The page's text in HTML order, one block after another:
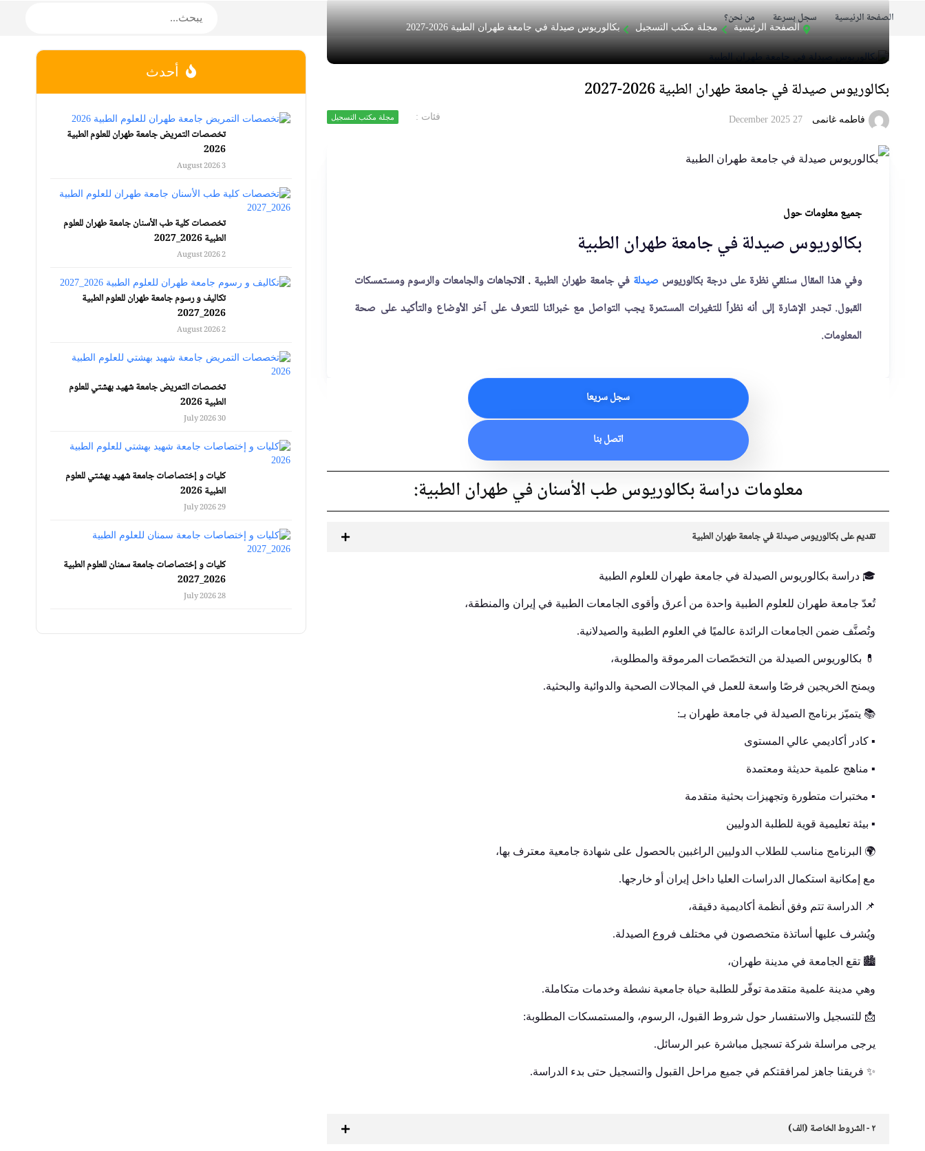
الصفحة الرئيسية سجل بسرعة من نحن؟
الصفحة الرئيسية مجلة مكتب التسجيل بكالوريوس صيدلة في جامعة طهران الطبية 2026-2027
بكالوريوس صيدلة في جامعة طهران الطبية 2026-2027
فاطمه غانمی 27 December 2025 فئات : مجلة مكتب التسجيل
جميع معلومات حول
بكالوريوس صيدلة في جامعة طهران الطبية
وفي هذا المقال سنلقي نظرة على درجة بكالوريوس صيدلة في جامعة طهران الطبية . الاتجاهات والجامعات والرسوم ومستمسكات
القبول. تجدر الإشارة إلى أنه نظراً للتغيرات المستمرة يجب التواصل مع خبرائنا للتعرف على آخر الأوضاع والتأكيد على صحة
المعلومات.
سجل سريعا
اتصل بنا
معلومات دراسة بكالوريوس طب الأسنان في طهران الطبية:
تقديم على بكالوريوس صيدلة في جامعة طهران الطبية
🎓 دراسة بكالوريوس الصيدلة في جامعة طهران للعلوم الطبية
تُعدّ جامعة طهران للعلوم الطبية واحدة من أعرق وأقوى الجامعات الطبية في إيران والمنطقة،
وتُصنَّف ضمن الجامعات الرائدة عالميًا في العلوم الطبية والصيدلانية.
💊 بكالوريوس الصيدلة من التخصّصات المرموقة والمطلوبة،
ويمنح الخريجين فرصًا واسعة للعمل في المجالات الصحية والدوائية والبحثية.
📚 يتميّز برنامج الصيدلة في جامعة طهران بـ:
▪️ كادر أكاديمي عالي المستوى
▪️ مناهج علمية حديثة ومعتمدة
▪️ مختبرات متطورة وتجهيزات بحثية متقدمة
▪️ بيئة تعليمية قوية للطلبة الدوليين
🌍 البرنامج مناسب للطلاب الدوليين الراغبين بالحصول على شهادة جامعية معترف بها،
مع إمكانية استكمال الدراسات العليا داخل إيران أو خارجها.
📌 الدراسة تتم وفق أنظمة أكاديمية دقيقة،
ويُشرف عليها أساتذة متخصصون في مختلف فروع الصيدلة.
🏙️ تقع الجامعة في مدينة طهران،
وهي مدينة علمية متقدمة توفّر للطلبة حياة جامعية نشطة وخدمات متكاملة.
📩 للتسجيل والاستفسار حول شروط القبول، الرسوم، والمستمسكات المطلوبة:
يرجى مراسلة شركة تسجيل مباشرة عبر الرسائل.
✨ فريقنا جاهز لمرافقتكم في جميع مراحل القبول والتسجيل حتى بدء الدراسة.
٢ - الشروط الخاصة (الف)
أحدث
تخصصات التمريض جامعة طهران للعلوم الطبية
2026
3 August 2026
تخصصات كلية طب الأسنان جامعة طهران للعلوم
الطبية 2026_2027
2 August 2026
تكاليف و رسوم جامعة طهران للعلوم الطبية
2026_2027
2 August 2026
تخصصات التمريض جامعة شهيد بهشتي للعلوم
الطبية 2026
30 July 2026
كليات و إختصاصات جامعة شهيد بهشتي للعلوم
الطبية 2026
29 July 2026
كليات و إختصاصات جامعة سمنان للعلوم الطبية
2026_2027
28 July 2026